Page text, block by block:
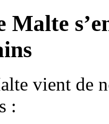
Malte
vient de
: